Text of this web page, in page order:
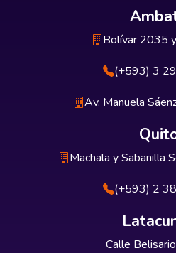
Bolívar 2035
(+593) 3
Av. Manuela
Machala y Sabanilla
(+593) 2
Calle